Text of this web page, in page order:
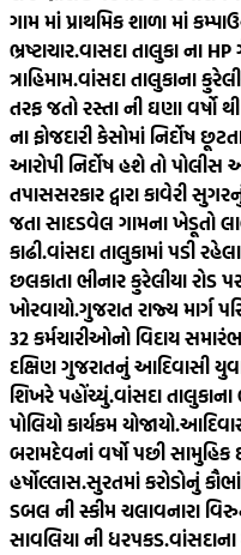
ગામ માં પ્રાથમિક શાળા માં
ભ્રષ્ટાચાર.વાસદા તાલુકા ના
ત્રાહિમામ.વાંસદા તાલુકાના
તરફ જતો રસ્તા ની ઘણા વર્ષો
ના ફોજદારી કેસોમાં નિર્દોષ
આરોપી નિર્દોષ હશે તો
તપાસસરકાર દ્વારા કાવેરી
જતા સાદડવેલ ગામના ખેડૂતો
કાઢી.વાંસદા તાલુકામાં પડી
છલકાતા ભીનાર કુરેલીયા રોડ
ખોરવાયો.ગુજરાત રાજ્ય માર્ગ
32 કર્મચારીઓનો વિદાય
દક્ષિણ ગુજરાતનું આદિવાસી
શિખરે પહોંચ્યું.વાંસદા
પોલિયો કાર્યકમ યોજાયો.
બરામદેવનાં વર્ષો પછી સામુહિક
હર્ષોલ્લાસ.સુરતમાં કરોડોનું
ડબલ ની સ્કીમ ચલાવનારા
સાવલિયા ની ધરપકડ.વાંસદાના